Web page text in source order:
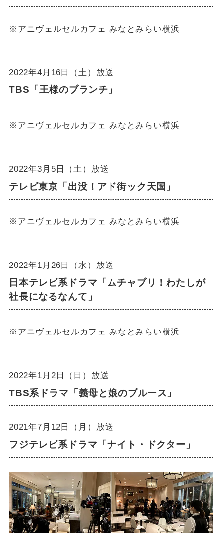
※アニヴェルセルカフェ みなとみらい横浜
2022年4月16日（土）放送
TBS「王様のブランチ」
※アニヴェルセルカフェ みなとみらい横浜
2022年3月5日（土）放送
テレビ東京「出没！アド街ック天国」
※アニヴェルセルカフェ みなとみらい横浜
2022年1月26日（水）放送
日本テレビ系ドラマ「ムチャブリ！わたしが
社長になるなんて」
※アニヴェルセルカフェ みなとみらい横浜
2022年1月2日（日）放送
TBS系ドラマ「義母と娘のブルース」
2021年7月12日（月）放送
フジテレビ系ドラマ「ナイト・ドクター」